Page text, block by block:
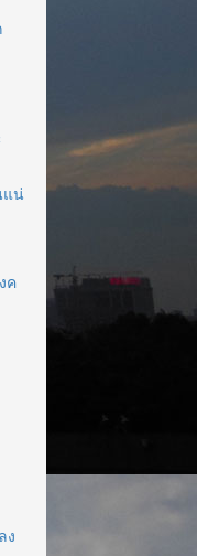
แน่
ค
ง